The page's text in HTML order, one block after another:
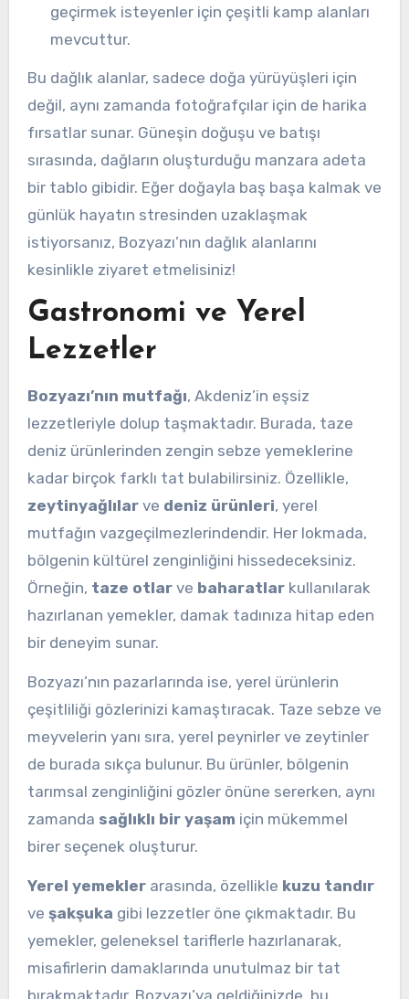
geçirmek isteyenler için çeşitli kamp alanları
mevcuttur.
Bu dağlık alanlar, sadece doğa yürüyüşleri için
değil, aynı zamanda fotoğrafçılar için de harika
fırsatlar sunar. Güneşin doğuşu ve batışı
sırasında, dağların oluşturduğu manzara adeta
bir tablo gibidir. Eğer doğayla baş başa kalmak ve
günlük hayatın stresinden uzaklaşmak
istiyorsanız, Bozyazı’nın dağlık alanlarını
kesinlikle ziyaret etmelisiniz!
Gastronomi ve Yerel
Lezzetler
Bozyazı’nın mutfağı, Akdeniz’in eşsiz
lezzetleriyle dolup taşmaktadır. Burada, taze
deniz ürünlerinden zengin sebze yemeklerine
kadar birçok farklı tat bulabilirsiniz. Özellikle,
zeytinyağlılarve deniz ürünleri, yerel
mutfağın vazgeçilmezlerindendir. Her lokmada,
bölgenin kültürel zenginliğini hissedeceksiniz.
Örneğin, taze otlarve baharatlarkullanılarak
hazırlanan yemekler, damak tadınıza hitap eden
bir deneyim sunar.
Bozyazı’nın pazarlarında ise, yerel ürünlerin
çeşitliliği gözlerinizi kamaştıracak. Taze sebze ve
meyvelerin yanı sıra, yerel peynirler ve zeytinler
de burada sıkça bulunur. Bu ürünler, bölgenin
tarımsal zenginliğini gözler önüne sererken, aynı
zamanda sağlıklı bir yaşam için mükemmel
birer seçenek oluşturur.
Yerel yemeklerarasında, özellikle kuzu tandır
ve şakşuka gibi lezzetler öne çıkmaktadır. Bu
yemekler, geleneksel tariflerle hazırlanarak,
misafirlerin damaklarında unutulmaz bir tat
bırakmaktadır. Bozyazı’ya geldiğinizde, bu